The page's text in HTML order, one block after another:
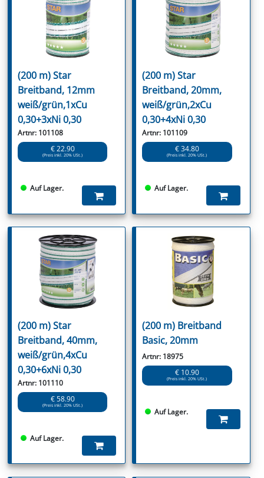
(200 m) Star
Breitband, 12mm
weiß/grün,1xCu
0,30+3xNi 0,30
Artnr: 101108
€ 22.90
(Preis inkl. 20% USt.)
Auf Lager.
(200 m) Star
Breitband, 20mm,
weiß/grün,2xCu
0,30+4xNi 0,30
Artnr: 101109
€ 34.80
(Preis inkl. 20% USt.)
Auf Lager.
(200 m) Star
Breitband, 40mm,
weiß/grün,4xCu
0,30+6xNi 0,30
Artnr: 101110
€ 58.90
(Preis inkl. 20% USt.)
Auf Lager.
(200 m) Breitband
Basic, 20mm
Artnr: 18975
€ 10.90
(Preis inkl. 20% USt.)
Auf Lager.